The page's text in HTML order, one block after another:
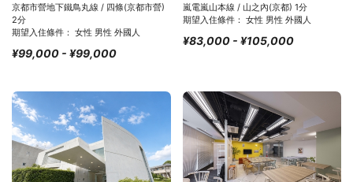
京都市營地下鐵鳥丸線 / 四條(京都市營)
2分
期望入住條件： 女性 男性 外國人
¥99,000 - ¥99,000
嵐電嵐山本線 / 山之內(京都) 1分
期望入住條件： 女性 男性 外國人
¥83,000 - ¥105,000